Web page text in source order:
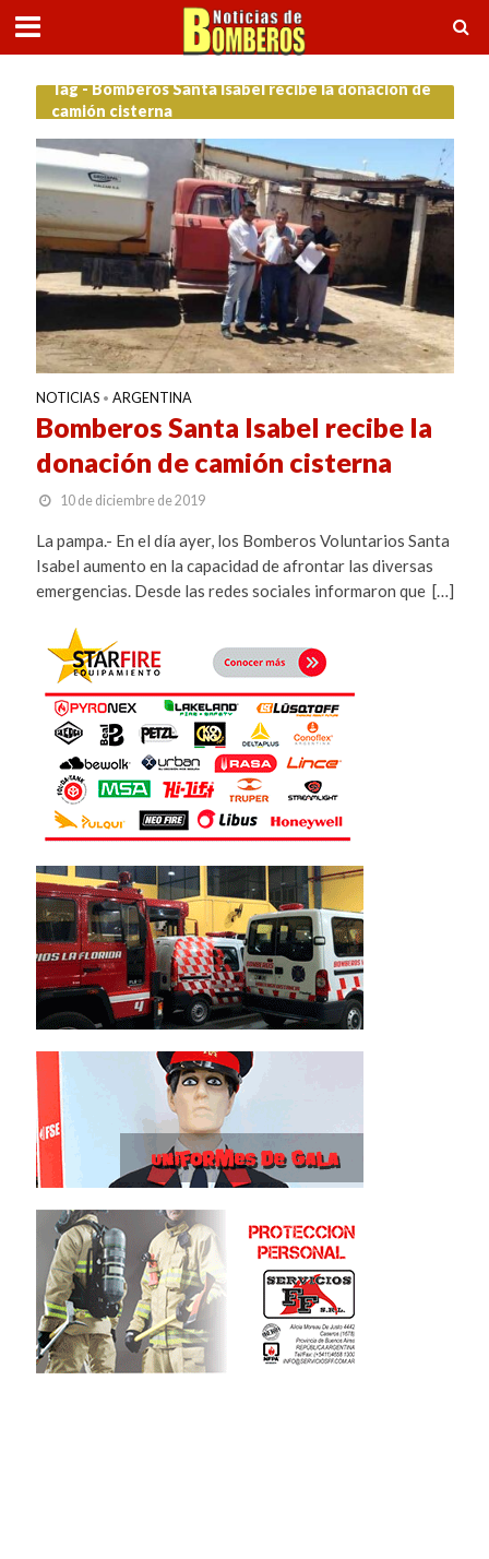
Tag - Bomberos Santa Isabel recibe la donación de
camión cisterna
NOTICIAS • ARGENTINA
Bomberos Santa Isabel recibe la
donación de camión cisterna
10 de diciembre de 2019
La pampa.- En el día ayer, los Bomberos Voluntarios Santa
Isabel aumento en la capacidad de afrontar las diversas
emergencias. Desde las redes sociales informaron que […]